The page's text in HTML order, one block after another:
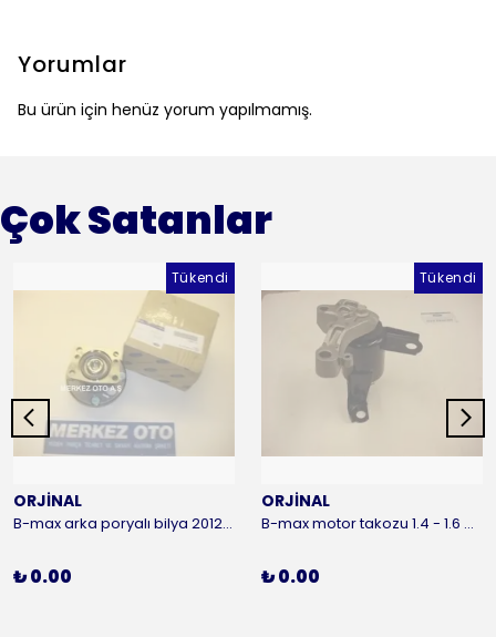
Yorumlar
Bu ürün için henüz yorum yapılmamış.
Çok Satanlar
Tükendi
ORJİNAL
B-max arka poryalı bilya 2012-2016 ORJİNAL
₺ 0.00
Tükendi
ORJİNAL
B-max motor takozu 1.4 - 1.6 benzinli 2012-2016 ORJİNAL
₺ 0.00